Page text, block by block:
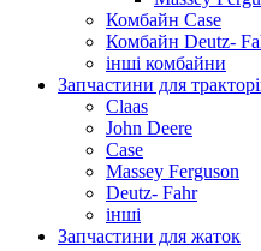
Комбайн Case
Комбайн Deutz-
інші комбайни
Запчастини для
Claas
John Deere
Case
Massey Ferguson
Deutz- Fahr
інші
Запчастини для жаток